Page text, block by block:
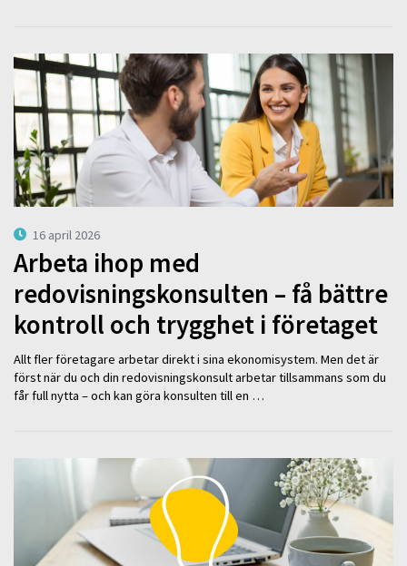
16 april 2026
Arbeta ihop med
redovisningskonsulten – få bättre
kontroll och trygghet i företaget
Allt fler företagare arbetar direkt i sina ekonomisystem. Men det är
först när du och din redovisningskonsult arbetar tillsammans som du
får full nytta – och kan göra konsulten till en …